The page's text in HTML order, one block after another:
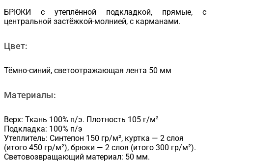
БРЮКИ с утеплённой подкладкой, прямые, с
центральной застёжкой-молнией, с карманами.
Цвет:
Тёмно-синий, светоотражающая лента 50 мм
Материалы:
Верх: Ткань 100% п/э. Плотность 105 г/м²
Подкладка: 100% п/э
Утеплитель: Синтепон 150 гр/м², куртка — 2 слоя
(итого 450 гр/м²), брюки — 2 слоя (итого 300 гр/м²).
Световозвращающий материал: 50 мм.